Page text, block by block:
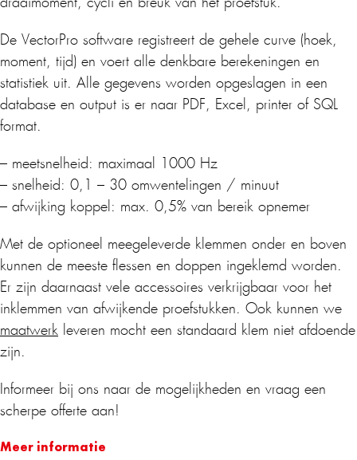
De VectorPro software registreert de gehele curve (hoek,
moment, tijd) en voert alle denkbare berekeningen en
statistiek uit. Alle gegevens worden opgeslagen in een
database en output is er naar PDF, Excel, printer of SQL
format.
– meetsnelheid: maximaal 1000 Hz
– snelheid: 0,1 – 30 omwentelingen / minuut
– afwijking koppel: max. 0,5% van bereik opnemer
Met de optioneel meegeleverde klemmen onder en boven
kunnen de meeste flessen en doppen ingeklemd worden.
Er zijn daarnaast vele accessoires verkrijgbaar voor het
inklemmen van afwijkende proefstukken. Ook kunnen we
maatwerk leveren mocht een standaard klem niet afdoende
zijn.
Informeer bij ons naar de mogelijkheden en vraag een
scherpe offerte aan!
Meer informatie